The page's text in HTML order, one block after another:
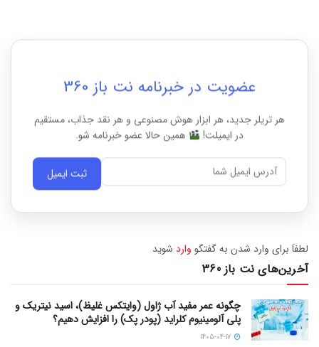
عضویت در خبرنامه نت باز 360
هر تریلر جدید، هر ابزار هوش مصنوعی و هر نقد جذاب، مستقیم
در ایمیلت!
همین حالا عضو خبرنامه شو.
ثبت ایمیل
لطفاَ برای وارد شدن به گفتگو وارد شوید
آخرین‌های نت باز 360
چگونه عمر مفید آب ژاول (وایتکس غلیظ)، اسید نیتریک و
پلی آلومینیوم کلراید (پودر پک) را افزایش دهیم؟